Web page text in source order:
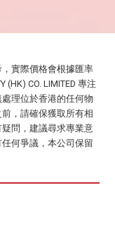
實際價格會根據匯率
(HK) CO. LIMITED 專注
理位於香港的任何物
，請確保獲取所有相
問，建議尋求專業意
何爭議，本公司保留